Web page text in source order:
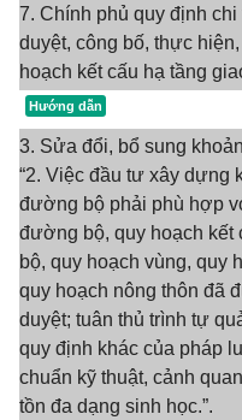
7. Chính phủ quy định
duyệt, công bố, thực
hoạch kết cấu hạ tầng
3. Sửa đổi, bổ sung
“2. Việc đầu tư xây dựng
đường bộ phải phù hợp
đường bộ, quy hoạch kết
bộ, quy hoạch vùng, quy
quy hoạch nông thôn đã
duyệt; tuân thủ trình tự
quy định khác của pháp
chuẩn kỹ thuật, cảnh
tồn đa dạng sinh học.”.